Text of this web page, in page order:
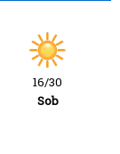
16/30
Sob